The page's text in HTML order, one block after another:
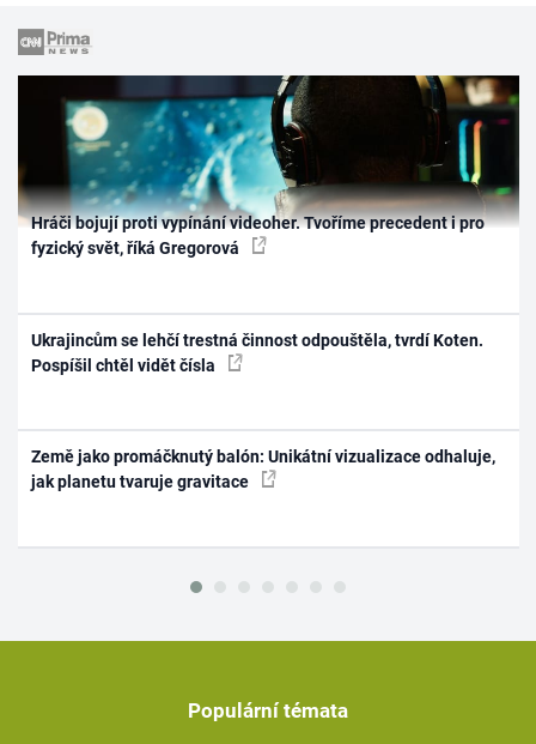
Hráči bojují proti vypínání videoher. Tvoříme precedent i pro
fyzický svět, říká Gregorová
Ukrajincům se lehčí trestná činnost odpouštěla, tvrdí Koten.
Pospíšil chtěl vidět čísla
Země jako promáčknutý balón: Unikátní vizualizace odhaluje,
jak planetu tvaruje gravitace
Populární témata